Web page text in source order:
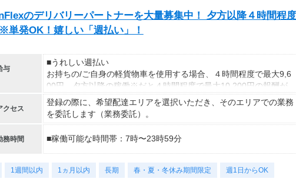
売上2万1600円（1個160円×135個）×90％=約1万9000円
【月額報酬例】
※上記は一例です。
のデリバリーパートナーを大量募集中！ 夕方以降４時間程度
単発OK！嬉しい「週払い」！
与
■うれしい週払い
お持ちの/ご自身の軽貨物車を使用する場合、４時間程度で最大9,6
00円。夕方以降の稼働※だと４時間程度で最大10,200円の報酬が
獲得可能！給与ではなく、委託業務に応じた報酬をお支払いする業
務委託のお仕事です。うれしい週払い。
※関東圏4-6月に１8時以降稼働した場合を想定。地域により異な
ります
※報酬は規約にしたがい配達完了の15日後に支払いますが、可能
な場合は、より早く、週払いで前週稼働分をお支払いします。
クセス
登録の際に、希望配達エリアを選択いただき、そのエリアでの業務
を委託します（業務委託）。
務時間 ■稼働可能な時間帯：7時〜23時59分
1週間以内 1ヵ月以内 長期 春・夏・冬休み期間限定 週1日からOK